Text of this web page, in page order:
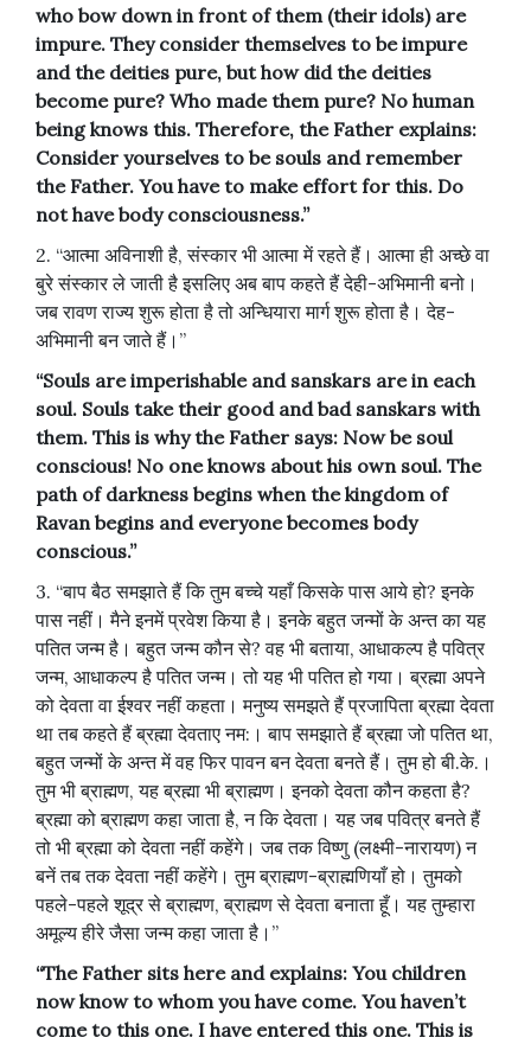
who bow down in front of them (their idols) are
impure. They consider themselves to be impure
and the deities pure, but how did the deities
become pure? Who made them pure? No human
being knows this. Therefore, the Father explains:
Consider yourselves to be souls and remember
the Father. You have to make effort for this. Do
not have body consciousness.”
2. “आत्मा अविनाशी है, संस्कार भी आत्मा में रहते हैं। आत्मा ही अच्छे वा
बुरे संस्कार ले जाती है इसलिए अब बाप कहते हैं देही-अभिमानी बनो।
जब रावण राज्य शुरू होता है तो अन्धियारा मार्ग शुरू होता है। देह-
अभिमानी बन जाते हैं।”
“Souls are imperishable and sanskars are in each
soul. Souls take their good and bad sanskars with
them. This is why the Father says: Now be soul
conscious! No one knows about his own soul. The
path of darkness begins when the kingdom of
Ravan begins and everyone becomes body
conscious.”
3. “बाप बैठ समझाते हैं कि तुम बच्चे यहाँ किसके पास आये हो? इनके
पास नहीं। मैने इनमें प्रवेश किया है। इनके बहुत जन्मों के अन्त का यह
पतित जन्म है। बहुत जन्म कौन से? वह भी बताया, आधाकल्प है पवित्र
जन्म, आधाकल्प है पतित जन्म। तो यह भी पतित हो गया। ब्रह्मा अपने
को देवता वा ईश्वर नहीं कहता। मनुष्य समझते हैं प्रजापिता ब्रह्मा देवता
था तब कहते हैं ब्रह्मा देवताए नम:। बाप समझाते हैं ब्रह्मा जो पतित था,
बहुत जन्मों के अन्त में वह फिर पावन बन देवता बनते हैं। तुम हो बी.के.।
तुम भी ब्राह्मण, यह ब्रह्मा भी ब्राह्मण। इनको देवता कौन कहता है?
ब्रह्मा को ब्राह्मण कहा जाता है, न कि देवता। यह जब पवित्र बनते हैं
तो भी ब्रह्मा को देवता नहीं कहेंगे। जब तक विष्णु (लक्ष्मी-नारायण) न
बनें तब तक देवता नहीं कहेंगे। तुम ब्राह्मण-ब्राह्मणियाँ हो। तुमको
पहले-पहले शूद्र से ब्राह्मण, ब्राह्मण से देवता बनाता हूँ। यह तुम्हारा
अमूल्य हीरे जैसा जन्म कहा जाता है।”
“The Father sits here and explains: You children
now know to whom you have come. You haven’t
come to this one. I have entered this one. This is